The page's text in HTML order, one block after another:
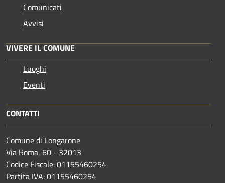
Comunicati
Avvisi
VIVERE IL COMUNE
Luoghi
Eventi
CONTATTI
Comune di Longarone
Via Roma, 60 - 32013
Codice Fiscale: 01155460254
Partita IVA: 01155460254